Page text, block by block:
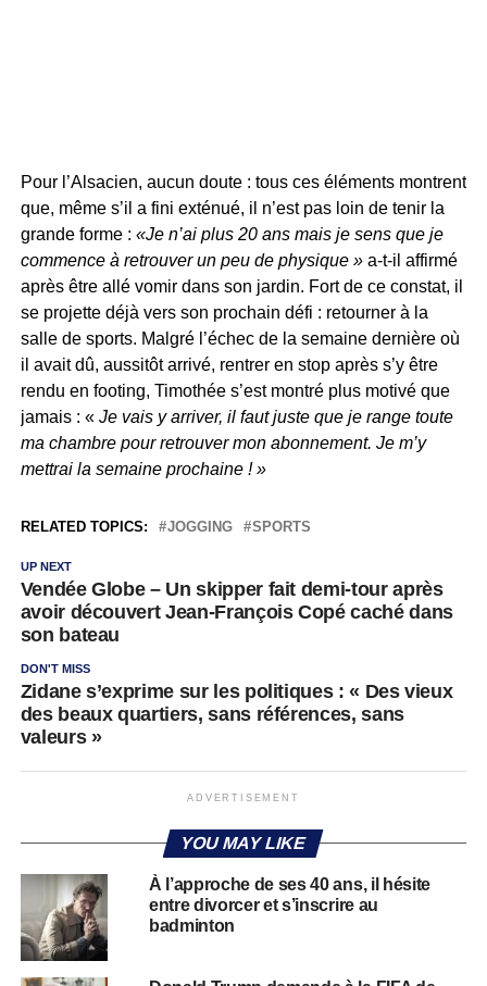
Pour l’Alsacien, aucun doute : tous ces éléments montrent
que, même s’il a fini exténué, il n’est pas loin de tenir la
grande forme : «Je n’ai plus 20 ans mais je sens que je
commence à retrouver un peu de physique »a-t-il affirmé
après être allé vomir dans son jardin. Fort de ce constat, il
se projette déjà vers son prochain défi : retourner à la
salle de sports. Malgré l’échec de la semaine dernière où
il avait dû, aussitôt arrivé, rentrer en stop après s’y être
rendu en footing, Timothée s’est montré plus motivé que
jamais : «Je vais y arriver, il faut juste que je range toute
ma chambre pour retrouver mon abonnement. Je m’y
mettrai la semaine prochaine ! »
RELATED TOPICS: JOGGING SPORTS
UP NEXT
Vendée Globe – Un skipper fait demi-tour après
avoir découvert Jean-François Copé caché dans
son bateau
DON'T MISS
Zidane s’exprime sur les politiques : « Des vieux
des beaux quartiers, sans références, sans
valeurs »
ADVERTISEMENT
YOU MAY LIKE
À l’approche de ses 40 ans, il hésite
entre divorcer et s’inscrire au
badminton